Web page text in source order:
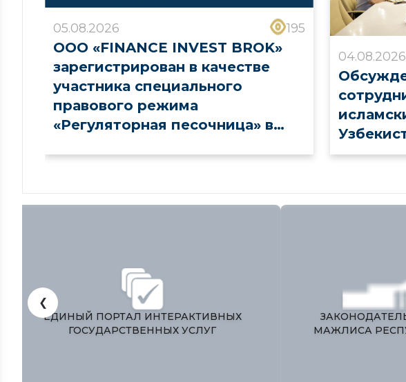
05.08.2026 195
ООО «FINANCE INVEST BROK»
зарегистрирован в качестве
участника специального
правового режима
«Регуляторная песочница» в
04.08.2026
ЎЗБЕКИСТОН РЕСПУБЛИКАСИ
ПРЕЗИДЕНТИ МАТБУОТ ХИЗМАТИ
ЕДИНЫЙ
❮